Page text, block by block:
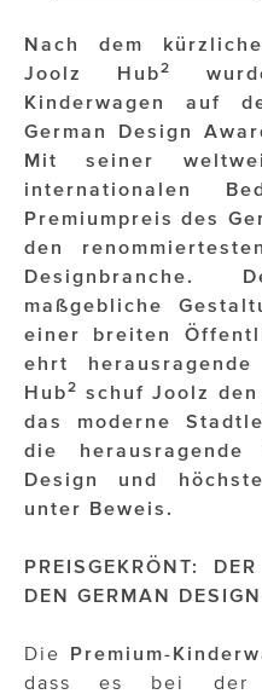
JOOLZ
JUWELIER WAGNER
Magenta Telekom
Merz Aesthetics
Nina Kraft – Kraft
NORMAL
OTTO AM
sehen!wutscher
SISTER ACT
Solid & Bold
St. Peter
Nach dem
Joolz Hub2
Kinderwagen auf
German Design
Mit seiner
internationalen
Premiumpreis des
den
Designbranche.
maßgebliche
einer breiten
ehrt
Hub2
schuf Joolz
das moderne
die
Design und
unter Beweis.
PREISGEKRÖNT:
DEN GERMAN
Die Premium-
dass es bei der